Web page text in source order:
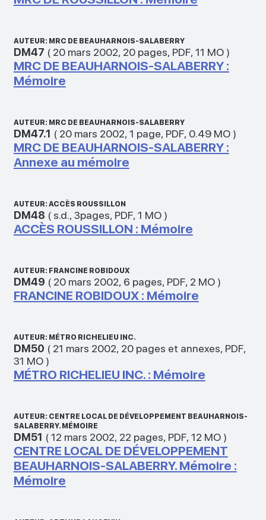
AUTEUR: MRC DE BEAUHARNOIS-SALABERRY
DM47 ( 20 mars 2002, 20 pages, PDF, 11 MO)
MRC DE BEAUHARNOIS-SALABERRY :
Mémoire
AUTEUR: MRC DE BEAUHARNOIS-SALABERRY
DM47.1 ( 20 mars 2002, 1 page, PDF, 0.49 MO)
MRC DE BEAUHARNOIS-SALABERRY :
Annexe au mémoire
AUTEUR: ACCÈS ROUSSILLON
DM48 ( s.d., 3pages, PDF, 1 MO)
ACCÈS ROUSSILLON : Mémoire
AUTEUR: FRANCINE ROBIDOUX
DM49 ( 20 mars 2002, 6 pages, PDF, 2 MO)
FRANCINE ROBIDOUX : Mémoire
AUTEUR: MÉTRO RICHELIEU INC.
DM50 ( 21 mars 2002, 20 pages et annexes, PDF,
31 MO)
MÉTRO RICHELIEU INC. : Mémoire
AUTEUR: CENTRE LOCAL DE DÉVELOPPEMENT BEAUHARNOIS-
SALABERRY. MÉMOIRE
DM51 (12 mars 2002, 22 pages, PDF, 12 MO)
CENTRE LOCAL DE DÉVELOPPEMENT
BEAUHARNOIS-SALABERRY. Mémoire :
Mémoire